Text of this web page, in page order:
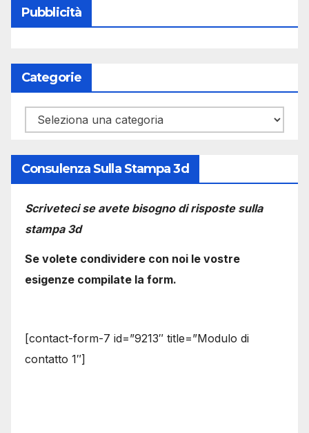
Pubblicità
Categorie
Categorie
Consulenza Sulla Stampa 3d
Scriveteci se avete bisogno di risposte sulla
stampa 3d
Se volete condividere con noi le vostre
esigenze compilate la form.
[contact-form-7 id=”9213″ title=”Modulo di
contatto 1″]